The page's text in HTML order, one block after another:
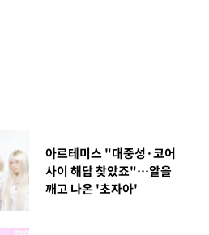
아르테미스 "대중성·코어
사이 해답 찾았죠"…알을
깨고 나온 '초자아'